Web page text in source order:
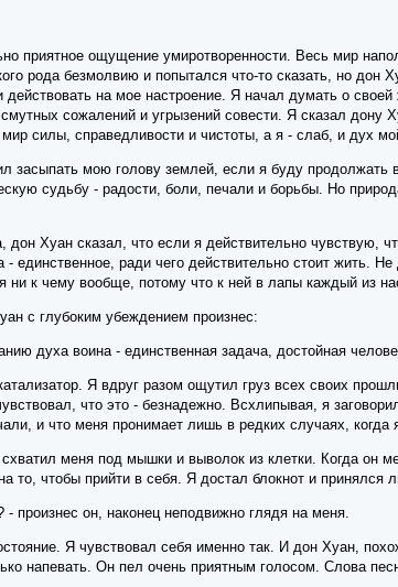
приятное ощущение умиротворенности. Весь мир
рода безмолвию и попытался что-то сказать, но
на мое настроение. Я начал думать о
сожалений и угрызений совести. Я сказал дону
силы, справедливости и чистоты, а я - слаб, и дух
засыпать мою голову землей, если я буду
судьбу - радости, боли, печали и борьбы. Но
дон Хуан сказал, что если я действительно чувствую,
единственное, ради чего действительно стоит жить.
ни к чему вообще, потому что к ней в лапы каждый из
с глубоким убеждением произнес:
духа воина - единственная задача, достойная
Я вдруг разом ощутил груз всех своих
что это - безнадежно. Всхлипывая, я
и что меня пронимает лишь в редких случаях,
меня под мышки и выволок из клетки. Когда он
то, чтобы прийти в себя. Я достал блокнот и принялся
произнес он, наконец неподвижно глядя на меня.
Я чувствовал себя именно так. И дон Хуан,
напевать. Он пел очень приятным голосом. Слова